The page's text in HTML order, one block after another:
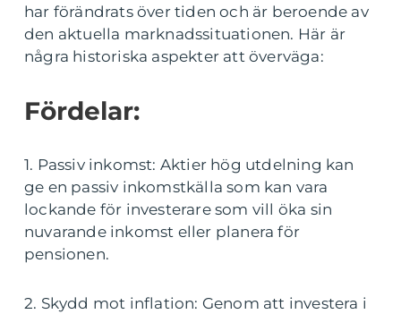
har förändrats över tiden och är beroende av
den aktuella marknadssituationen. Här är
några historiska aspekter att överväga:
Fördelar:
1. Passiv inkomst: Aktier hög utdelning kan
ge en passiv inkomstkälla som kan vara
lockande för investerare som vill öka sin
nuvarande inkomst eller planera för
pensionen.
2. Skydd mot inflation: Genom att investera i